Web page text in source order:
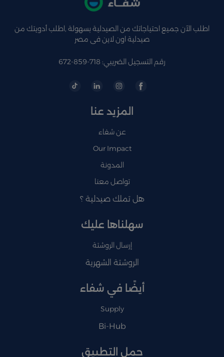
اطلب الآن جميع احتياجاتك من الصيدلية بسهولة ,اطلب أدويتك من
صيدلية اون لاين فى مصر
رقم التسجيل الضريبي: 718-859-672
المزيد عنا
عن شفاء
Our Impact
المدونة
تواصل معنا
هل تملك صيدلية ؟
سهلناها عليك
إرسال الروشتة
الروشتة الشهرية
أيضًا في شفاء
Supply
Bi-Hub
حمل التطبيق